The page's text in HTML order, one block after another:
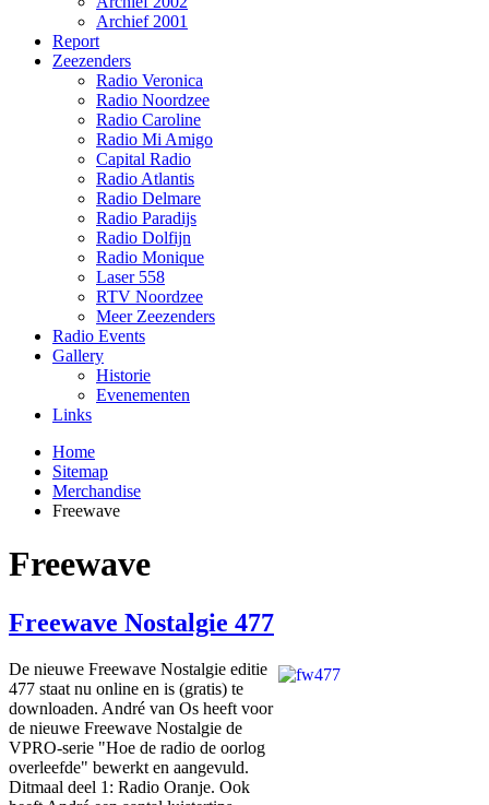
Archief 2001
Report
Zeezenders
Radio Veronica
Radio Noordzee
Radio Caroline
Radio Mi Amigo
Capital Radio
Radio Atlantis
Radio Delmare
Radio Paradijs
Radio Dolfijn
Radio Monique
Laser 558
RTV Noordzee
Meer Zeezenders
Radio Events
Gallery
Historie
Evenementen
Links
Home
Sitemap
Merchandise
Freewave
Freewave
Freewave Nostalgie 477
De nieuwe Freewave Nostalgie editie
477 staat nu online en is (gratis) te
downloaden. André van Os heeft voor
de nieuwe Freewave Nostalgie de
VPRO-serie "Hoe de radio de oorlog
overleefde" bewerkt en aangevuld.
Ditmaal deel 1: Radio Oranje. Ook